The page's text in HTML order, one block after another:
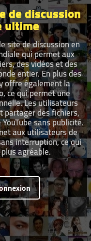
de discussion
ultime
site de discussion en
qui permet aux
des vidéos et des
entier. En plus des
offre également la
ce qui permet une
Les utilisateurs
partager des fichiers,
sans publicité.
aux utilisateurs de
interruption, ce qui
agréable.